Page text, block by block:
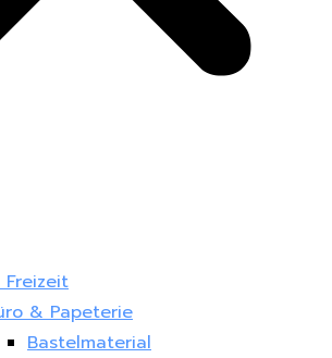
& Papeterie
Bastelmaterial